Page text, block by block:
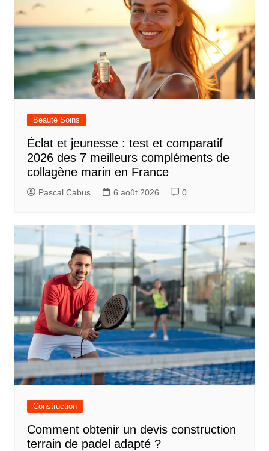
Beauté Soins
Éclat et jeunesse : test et comparatif
2026 des 7 meilleurs compléments de
collagène marin en France
Pascal Cabus 6 août 2026 0
Construction
Comment obtenir un devis construction
terrain de padel adapté ?